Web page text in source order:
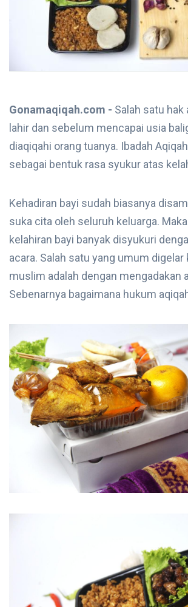
Gonamaqiqah.com - Salah satu hak
lahir dan sebelum mencapai usia
diaqiqahi orang tuanya. Ibadah
sebagai bentuk rasa syukur atas
Kehadiran bayi sudah biasanya
suka cita oleh seluruh keluarga.
kelahiran bayi banyak disyukuri
acara. Salah satu yang umum digelar
muslim adalah dengan mengadakan
Sebenarnya bagaimana hukum